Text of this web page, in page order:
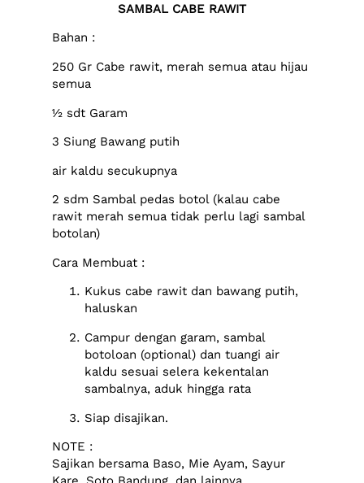
SAMBAL CABE RAWIT
Bahan :
250 Gr Cabe rawit, merah semua atau hijau
semua
½ sdt Garam
3 Siung Bawang putih
air kaldu secukupnya
2 sdm Sambal pedas botol (kalau cabe
rawit merah semua tidak perlu lagi sambal
botolan)
Cara Membuat :
Kukus cabe rawit dan bawang putih,
haluskan
Campur dengan garam, sambal
botoloan (optional) dan tuangi air
kaldu sesuai selera kekentalan
sambalnya, aduk hingga rata
Siap disajikan.
NOTE :
Sajikan bersama Baso, Mie Ayam, Sayur